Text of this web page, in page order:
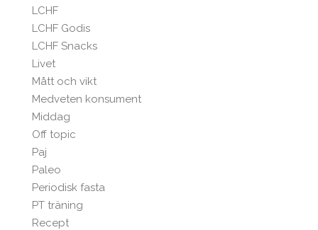
LCHF
LCHF Godis
LCHF Snacks
Livet
Mått och vikt
Medveten konsument
Middag
Off topic
Paj
Paleo
Periodisk fasta
PT träning
Recept